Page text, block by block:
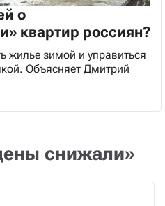
о
квартир россиян?
жилье зимой и управиться
Объясняет Дмитрий
снижали»